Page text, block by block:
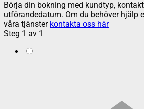
Börja din bokning med kundtyp,
utförandedatum. Om du behöver hjälp
våra tjänster kontakta oss här
Steg 1 av 1